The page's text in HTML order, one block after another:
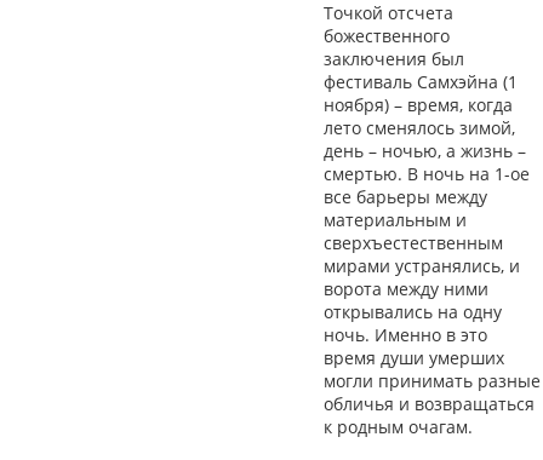
Точкой отсчета
божественного
заключения был
фестиваль Самхэйна (1
ноября) – время, когда
лето сменялось зимой,
день – ночью, а жизнь –
смертью. В ночь на 1-ое
все барьеры между
материальным и
сверхъестественным
мирами устранялись, и
ворота между ними
открывались на одну
ночь. Именно в это
время души умерших
могли принимать разные
обличья и возвращаться
к родным очагам.